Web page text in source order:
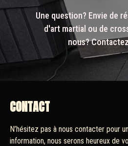
Une question? Envie de
d'art martial ou de
nous?
CONTACT
N’hésitez pas à nous contacter pour
information, nous serons heureux de